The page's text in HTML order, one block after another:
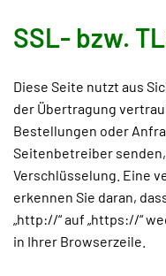
SSL- bzw.
Diese Seite nutzt aus
der Übertragung
Bestellungen oder
Seitenbetreiber senden,
Verschlüsselung. Eine
erkennen Sie daran,
„http://“ auf „https://“
in Ihrer Browserzeile.